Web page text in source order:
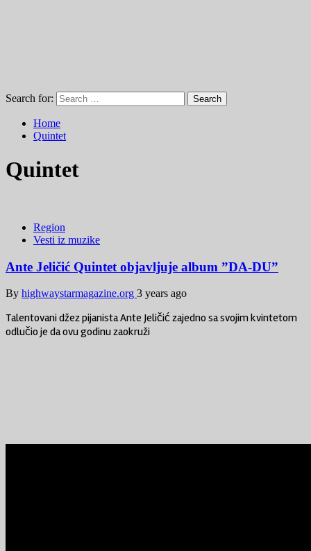
Search for:
Home
Quintet
Quintet
Region
Vesti iz muzike
Ante Jeličić Quintet objavljuje album ”DA-DU”
By highwaystarmagazine.org 3 years ago
Talentovani džez pijanista Ante Jeličić zajedno sa svojim kvintetom
odlučio je da ovu godinu zaokruži